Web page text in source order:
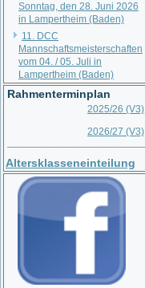
Sonntag, den 28. Juni 2026
in Lampertheim (Baden)
11. DCC
Mannschaftsmeisterschaften
vom 04. / 05. Juli in
Lampertheim (Baden)
Rahmenterminplan
2025/26 (V3)
2026/27 (V3)
Altersklasseneinteilung